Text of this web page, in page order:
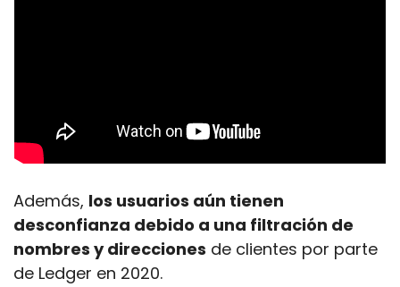
Además, los usuarios aún tienen
desconfianza debido a una filtración de
nombres y direcciones de clientes por parte
de Ledger en 2020.